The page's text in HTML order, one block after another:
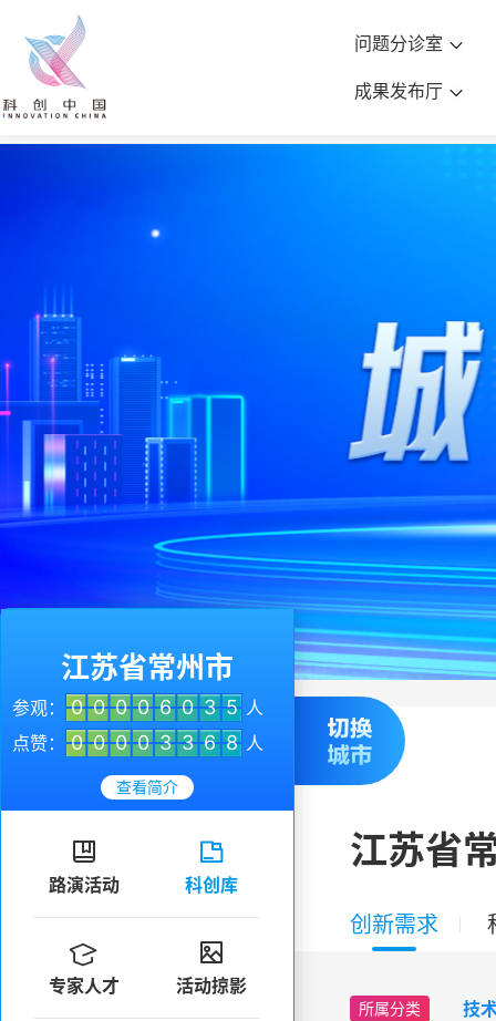
问题分诊室
成果发布厅
江苏省
创新需求
江苏省常州市
参观： 0 0 0 0 6 0 3 5 人
点赞：
0 0 0 0 3 3 6 8 人
查看简介

路演活动

科创库

专家人才

活动掠影
所属分类 技